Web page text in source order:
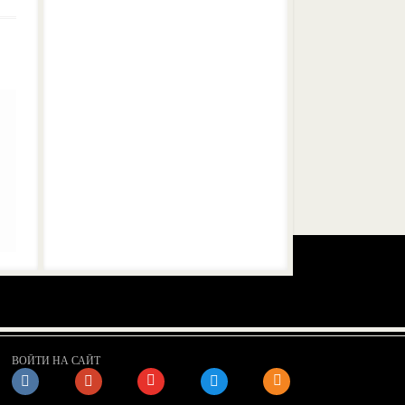
ВОЙТИ НА САЙТ